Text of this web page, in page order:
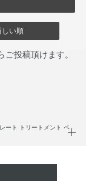
い順
投稿頂けます。
ート トリートメント ベ